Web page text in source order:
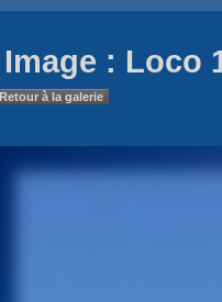
Image : Loco
Retour à la galerie